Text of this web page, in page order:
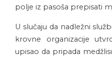
polje iz pasoša prepisati
U slučaju da nadležni
krovne organizacije
upisao da pripada